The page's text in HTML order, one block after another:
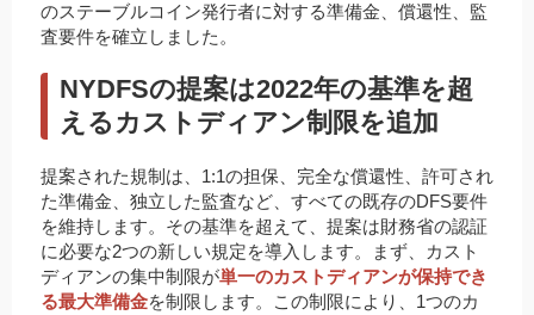
のステーブルコイン発行者に対する準備金、償還性、監
査要件を確立しました。
NYDFSの提案は2022年の基準を超
えるカストディアン制限を追加
提案された規制は、1:1の担保、完全な償還性、許可され
た準備金、独立した監査など、すべての既存のDFS要件
を維持します。その基準を超えて、提案は財務省の認証
に必要な2つの新しい規定を導入します。まず、カスト
ディアンの集中制限が単一のカストディアンが保持でき
る最大準備金を制限します。この制限により、1つのカ